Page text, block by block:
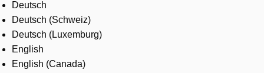
About us
Where to buy
Contact us
Careers
Deutsch
Deutsch (Schweiz)
Deutsch (Luxemburg)
English
English (Canada)